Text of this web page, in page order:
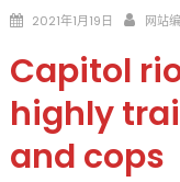
Posted
2021年1月19日 网站
Capitol
highly
and cops